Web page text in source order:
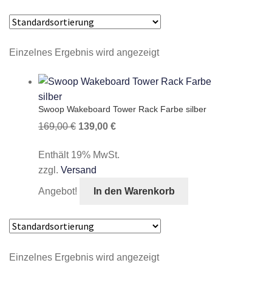
Einzelnes Ergebnis wird angezeigt
Swoop Wakeboard Tower Rack Farbe silber
169,00€ Ursprünglicher
war:
169,00 €
139,00 €Aktueller
ist:
Enthält 19% MwSt.
zzgl. Versand
Angebot! In den Warenkorb
Einzelnes Ergebnis wird angezeigt